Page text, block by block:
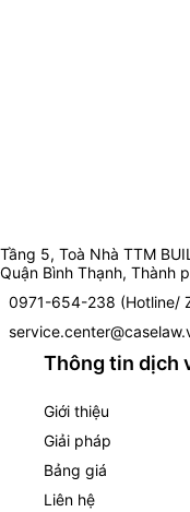
Tầng 5, Toà Nhà TTM
Quận Bình Thạnh, Thành
0971-654-238 (Hotline/
Thông tin dịch
Giới thiệu
Giải pháp
Bảng giá
Liên hệ